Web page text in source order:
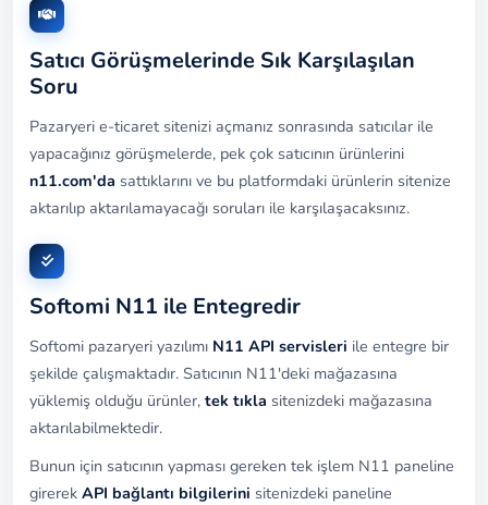
Satıcı Görüşmelerinde Sık Karşılaşılan
Soru
Pazaryeri e-ticaret sitenizi açmanız sonrasında satıcılar ile
yapacağınız görüşmelerde, pek çok satıcının ürünlerini
n11.com'da sattıklarını ve bu platformdaki ürünlerin sitenize
aktarılıp aktarılamayacağı soruları ile karşılaşacaksınız.
Softomi N11 ile Entegredir
Softomi pazaryeri yazılımı N11 API servisleri ile entegre bir
şekilde çalışmaktadır. Satıcının N11'deki mağazasına
yüklemiş olduğu ürünler, tek tıkla sitenizdeki mağazasına
aktarılabilmektedir.
Bunun için satıcının yapması gereken tek işlem N11 paneline
girerek API bağlantı bilgilerini sitenizdeki paneline